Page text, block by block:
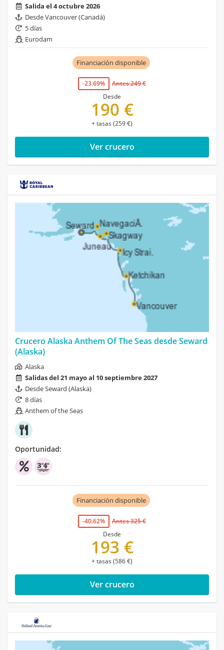
Salida el 4 octubre 2026
Desde Vancouver (Canadá)
5 días
Eurodam
Financiación disponible
-23.69%
Antes 249 €
Desde
190 €
+ tasas (259 €)
Ver crucero
Crucero Alaska Anthem Of The Seas desde Seward
(Alaska)
Alaska
Salidas del 21 mayo al 10 septiembre 2027
Desde Seward (Alaska)
8 días
Anthem of the Seas
Oportunidad:
Financiación disponible
-40.62%
Antes 325 €
Desde
193 €
+ tasas (586 €)
Ver crucero